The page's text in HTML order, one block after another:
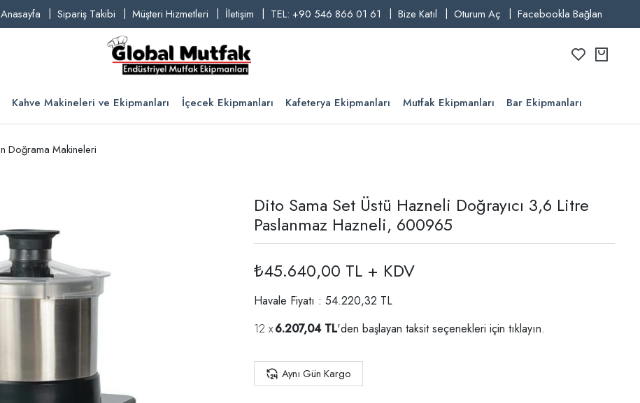
Anasayfa Sipariş Takibi Müşteri Hizmetleri İletişim TEL: +90 546 866 01 61 Bize Katıl Oturum Aç Facebookla Bağlan
Kahve Makineleri ve Ekipmanları İçecek Ekipmanları Kafeterya Ekipmanları Mutfak Ekipmanları Bar Ekipmanları
Doğrama Makineleri
Dito Sama Set Üstü Hazneli Doğrayıcı 3,6 Litre
Paslanmaz Hazneli, 600965
₺45.640,00 TL + KDV
Havale Fiyatı : 54.220,32 TL
6.207,04 TL'den başlayan taksit seçenekleri için tıklayın.
Aynı Gün Kargo